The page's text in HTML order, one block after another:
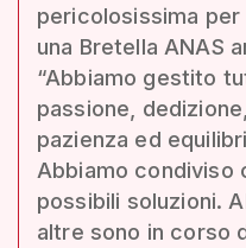
pericolosissima
una Bretella ANAS
“Abbiamo gestito
passione,
pazienza ed
Abbiamo condiviso
possibili soluzioni.
altre sono in corso